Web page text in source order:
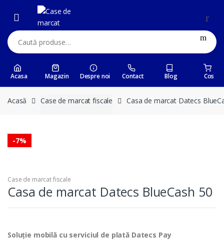
navigation
content
Caută:
Acasa Magazin Despre noi Contact Blog Cos
Acasă Case de marcat fiscale Casa de marcat Datecs
-7%
Case de marcat fiscale
Casa de marcat Datecs BlueCash 50
Soluție mobilă cu serviciul de plată Datecs Pay